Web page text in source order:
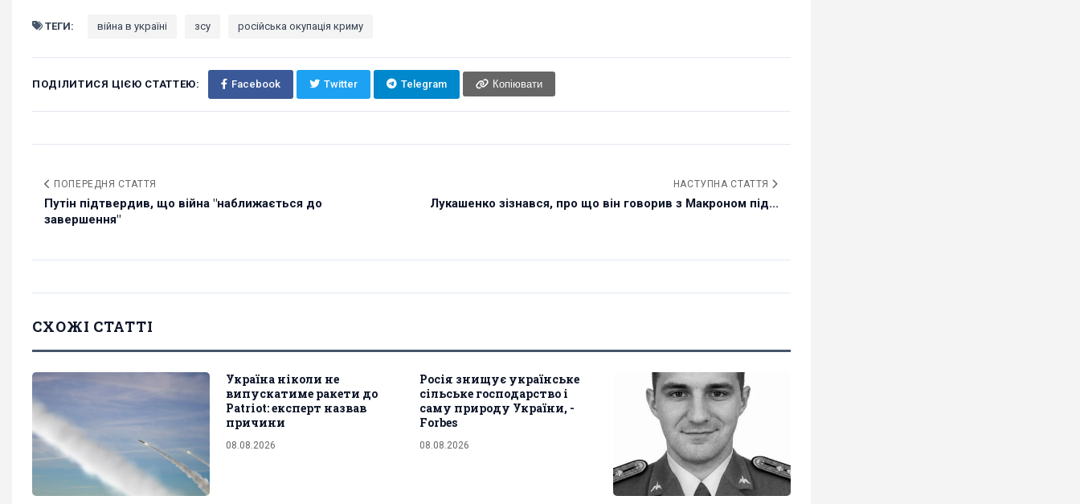
ТЕГИ: війна в україні зсу російська окупація криму
ПОДІЛИТИСЯ ЦІЄЮ СТАТТЕЮ: Facebook Twitter Telegram Копіювати
ПОПЕРЕДНЯ СТАТТЯ
Путін підтвердив, що війна "наближається до
завершення"
НАСТУПНА СТАТТЯ
Лукашенко зізнався, про що він говорив з Макроном під...
СХОЖІ СТАТТІ
Україна ніколи не
випускатиме ракети до
Patriot: експерт назвав
причини
08.08.2026
Росія знищує українське
сільське господарство і
саму природу України, -
Forbes
08.08.2026